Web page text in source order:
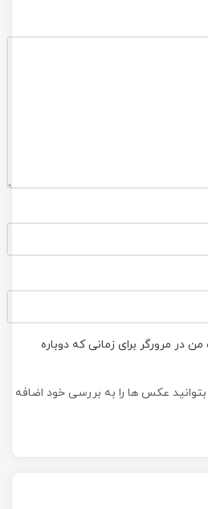
در مرورگر برای زمانی که دوباره
عکس ها را به بررسی خود اضافه